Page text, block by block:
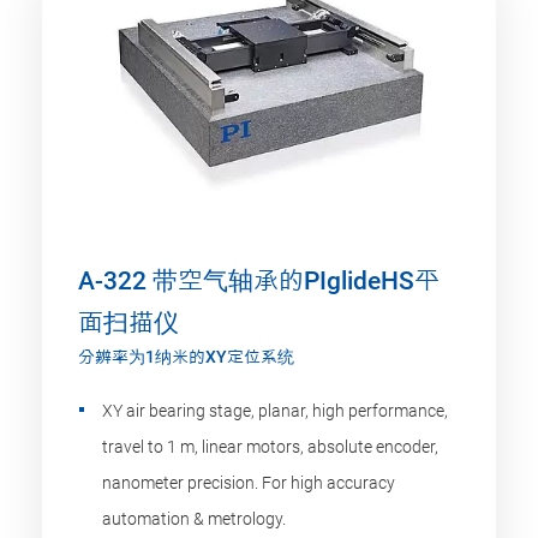
A-322 带空气轴承的PIglideHS平
面扫描仪
分辨率为1纳米的XY定位系统
XY air bearing stage, planar, high performance,
travel to 1 m, linear motors, absolute encoder,
nanometer precision. For high accuracy
automation & metrology.